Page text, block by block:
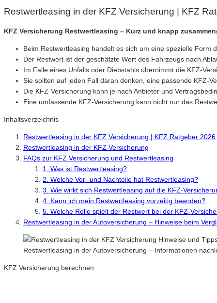
Restwertleasing in der KFZ Versicherung | KFZ
KFZ Versicherung Restwertleasing – Kurz und knapp
Beim Restwertleasing handelt es sich um eine spezielle
Der Restwert ist der geschätzte Wert des Fahrzeugs nach
Im Falle eines Unfalls oder Diebstahls übernimmt die KFZ-
Sie sollten auf jeden Fall daran denken, eine passende KFZ-
Die KFZ-Versicherung kann je nach Anbieter und
Eine umfassende KFZ-Versicherung kann nicht nur das
Inhaltsverzeichnis
Restwertleasing in der KFZ Versicherung | KFZ Ratgeber 2026
Restwertleasing in der KFZ Versicherung
FAQs zur KFZ Versicherung und Restwertleasing
1. Was ist Restwertleasing?
2. Welche Vor- und Nachteile hat Restwertleasing?
3. Wie wirkt sich Restwertleasing auf die KFZ-
4. Kann ich mein Restwertleasing vorzeitig beenden?
5. Welche Rolle spielt der Restwert bei der KFZ-
Restwertleasing in der Autoversicherung – Hinweise beim
Restwertleasing in der Autoversicherung – Informationen
KFZ Versicherung berechnen